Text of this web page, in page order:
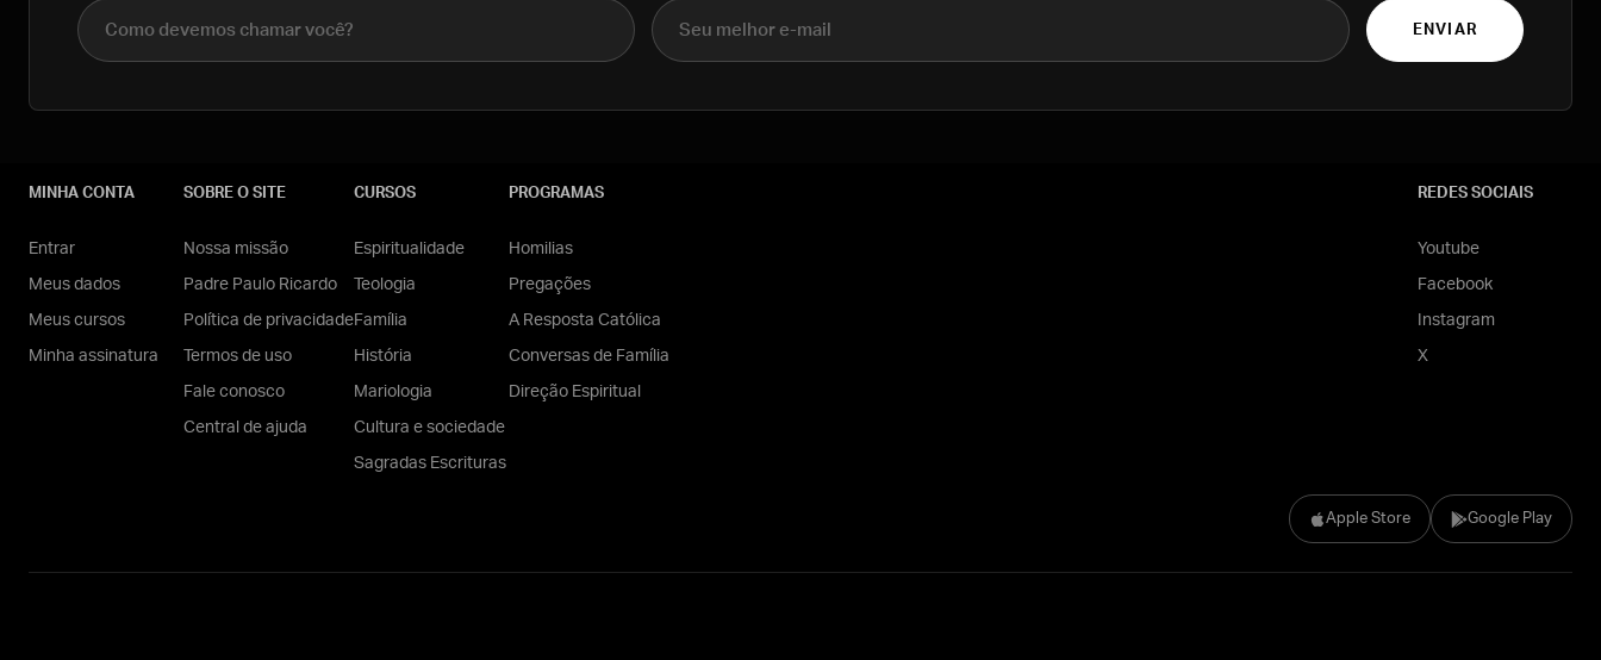
Nome completo E-mail
ENVIAR
Apple Store Google Play
MINHA CONTA
Entrar
Meus dados
Meus cursos
Minha assinatura
SOBRE O SITE
Nossa missão
Padre Paulo Ricardo
Política de privacidade
Termos de uso
Fale conosco
Central de ajuda
CURSOS
Espiritualidade
Teologia
Família
História
Mariologia
Cultura e sociedade
Sagradas Escrituras
PROGRAMAS
Homilias
Pregações
A Resposta Católica
Conversas de Família
Direção Espiritual
REDES SOCIAIS
Youtube
Facebook
Instagram
X